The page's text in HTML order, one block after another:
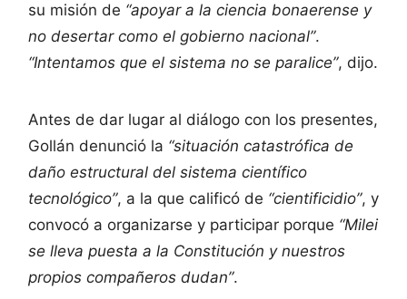
su misión de “apoyar a la ciencia bonaerense y
no desertar como el gobierno nacional”.
“Intentamos que el sistema no se paralice”, dijo.
Antes de dar lugar al diálogo con los presentes,
Gollán denunció la “situación catastrófica de
daño estructural del sistema científico
tecnológico”, a la que calificó de “cientificidio”, y
convocó a organizarse y participar porque “Milei
se lleva puesta a la Constitución y nuestros
propios compañeros dudan”.